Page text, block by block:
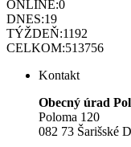
ONLINE:0
DNES:19
TÝŽDEŇ:1192
CELKOM:513756
Kontakt
Obecný úrad
Poloma 120
082 73 Šarišské